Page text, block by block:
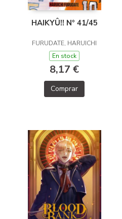
HAIKYÛ!! Nº 41/45
FURUDATE, HARUICHI
En stock
8,17 €
Comprar